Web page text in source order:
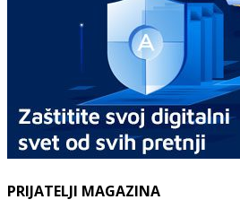
PRIJATELJI MAGAZINA